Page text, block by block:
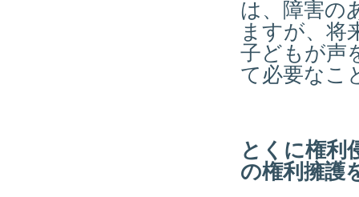
は、障害の
ますが、将
子どもが声
て必要なこ
とくに権利
の権利擁護